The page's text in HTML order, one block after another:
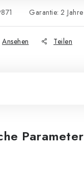
Garantie: 2 Jahre
Ansehen Teilen
Parameter